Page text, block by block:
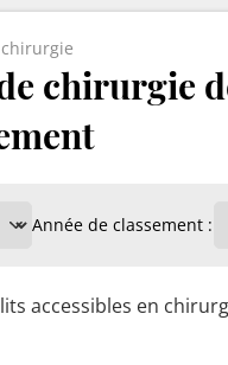
chirurgie
Année de classement :
accessibles en